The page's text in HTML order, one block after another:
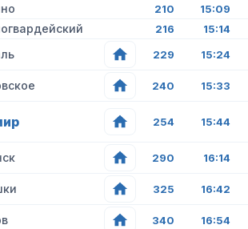
210 15:09
216 15:14
229 15:24
240 15:33
254 15:44
290 16:14
325 16:42
340 16:54